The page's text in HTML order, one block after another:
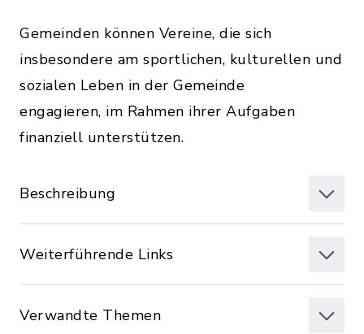
Gemeinden können Vereine, die sich
insbesondere am sportlichen, kulturellen und
sozialen Leben in der Gemeinde
engagieren, im Rahmen ihrer Aufgaben
finanziell unterstützen.
Beschreibung
Weiterführende Links
Verwandte Themen